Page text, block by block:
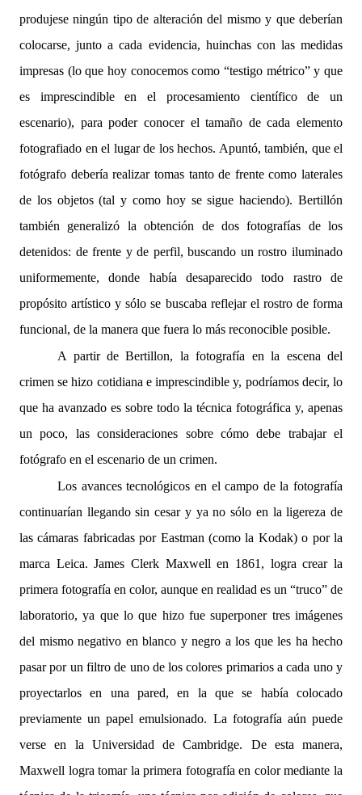
produjese ningún tipo de alteración del mismo y que deberían
colocarse, junto a cada evidencia, huinchas con las medidas
impresas (lo que hoy conocemos como “testigo métrico” y que
es imprescindible en el procesamiento científico de un
escenario), para poder conocer el tamaño de cada elemento
fotografiado en el lugar de los hechos. Apuntó, también, que el
fotógrafo debería realizar tomas tanto de frente como laterales
de los objetos (tal y como hoy se sigue haciendo). Bertillón
también generalizó la obtención de dos fotografías de los
detenidos: de frente y de perfil, buscando un rostro iluminado
uniformemente, donde había desaparecido todo rastro de
propósito artístico y sólo se buscaba reflejar el rostro de forma
funcional, de la manera que fuera lo más reconocible posible.
A partir de Bertillon, la fotografía en la escena del
crimen se hizo cotidiana e imprescindible y, podríamos decir, lo
que ha avanzado es sobre todo la técnica fotográfica y, apenas
un poco, las consideraciones sobre cómo debe trabajar el
fotógrafo en el escenario de un crimen.
Los avances tecnológicos en el campo de la fotografía
continuarían llegando sin cesar y ya no sólo en la ligereza de
las cámaras fabricadas por Eastman (como la Kodak) o por la
marca Leica. James Clerk Maxwell en 1861, logra crear la
primera fotografía en color, aunque en realidad es un “truco” de
laboratorio, ya que lo que hizo fue superponer tres imágenes
del mismo negativo en blanco y negro a los que les ha hecho
pasar por un filtro de uno de los colores primarios a cada uno y
proyectarlos en una pared, en la que se había colocado
previamente un papel emulsionado. La fotografía aún puede
verse en la Universidad de Cambridge. De esta manera,
Maxwell logra tomar la primera fotografía en color mediante la